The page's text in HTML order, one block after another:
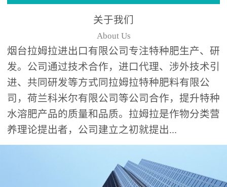
分中心”的科研开发系统，
关于我们
About Us
烟台拉姆拉进出口有限公司专注特种肥生产、研
发。公司通过技术合作，进口代理、涉外技术引
进、共同研发等方式同拉姆拉特种肥料有限公
司，荷兰科米尔有限公司等公司合作，提升特种
水溶肥产品的质量和品质。拉姆拉是作物分类营
养理论提出者，公司建立之初就提出...